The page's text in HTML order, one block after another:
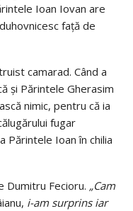
Ioan Iovan are
faţă de
camarad. Când a
şi Părintele Gherasim
nimic, pentru că ia
fugar
Părintele Ioan în chilia
Dumitru Fecioru. „Cam
i-am surprins iar